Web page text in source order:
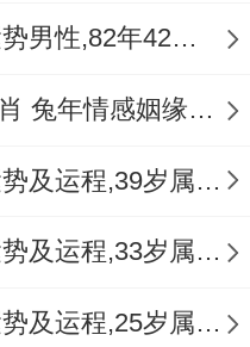
助。
远行的机遇，可能
或人际关系的调
（戌月）、十二月
1982年属狗人2024年运势男性,82年42岁属狗男2024年每月运程怎么样
2023年姻缘最旺盛的生肖 兔年情感姻缘运比较旺的属相
1985年属牛女2024年运势及运程,39岁属牛人2024全年每月运势女性如何
1991年属羊女2024年运势及运程,33岁属羊人2024全年每月运势女性如何
1999年属兔女2024年运势及运程,25岁属兔人2024全年每月运势女性如何